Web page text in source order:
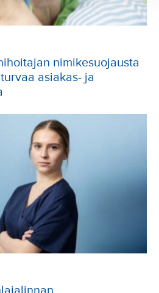
nimikesuojausta
asiakas- ja